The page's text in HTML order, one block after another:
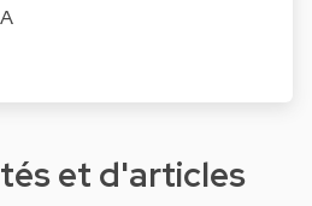
et d'articles